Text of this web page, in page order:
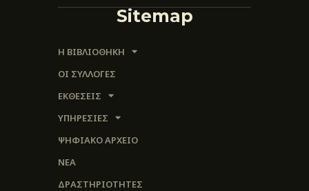
Sitemap
Η ΒΙΒΛΙΟΘΗΚΗ
ΟΙ ΣΥΛΛΟΓΈΣ
ΕΚΘΕΣΕΙΣ
ΥΠΗΡΕΣΙΕΣ
ΨΗΦΙΑΚΌ ΑΡΧΕΊΟ
ΝΕΑ
ΔΡΑΣΤΗΡΙΟΤΗΤΕΣ